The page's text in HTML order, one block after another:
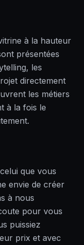
à la hauteur
présentées
les
directement
les métiers
à la fois le
que vous
envie de créer
à nous
pour vous
puissiez
prix et avec